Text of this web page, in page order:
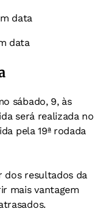
data
data
sábado, 9, às
será realizada no
pela 19ª rodada
dos resultados da
mais vantagem